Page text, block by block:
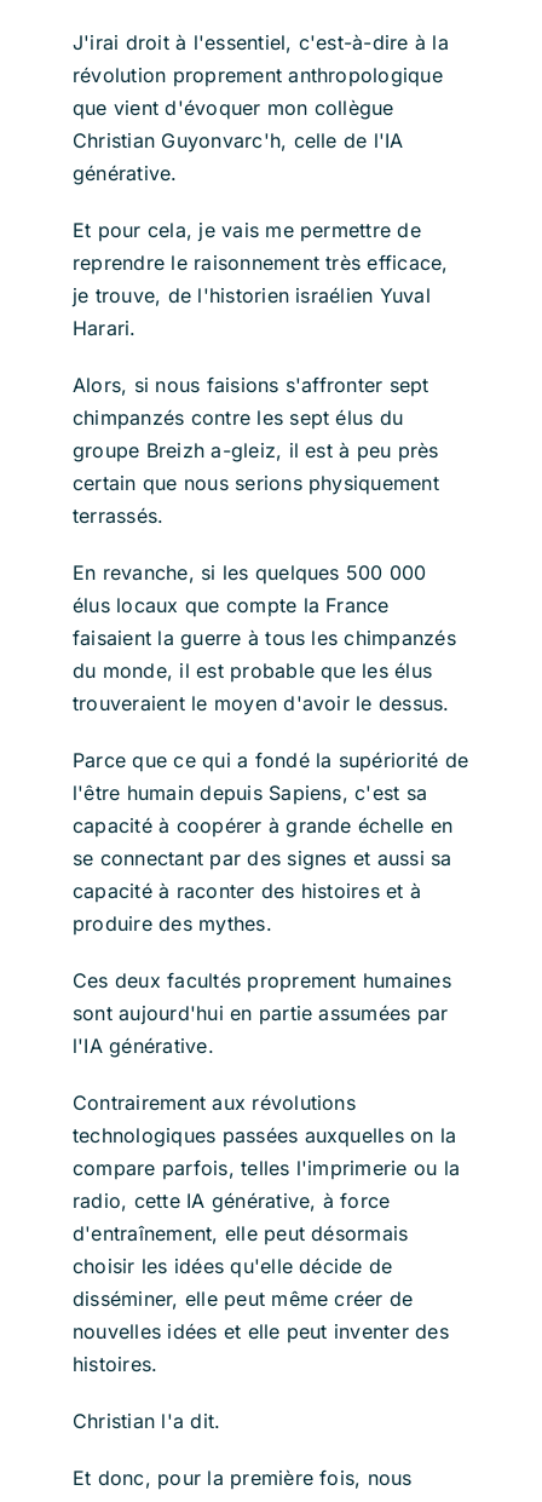
J'irai droit à l'essentiel, c'est-à-dire à la
révolution proprement anthropologique
que vient d'évoquer mon collègue
Christian Guyonvarc'h, celle de l'IA
générative.
Et pour cela, je vais me permettre de
reprendre le raisonnement très efficace,
je trouve, de l'historien israélien Yuval
Harari.
Alors, si nous faisions s'affronter sept
chimpanzés contre les sept élus du
groupe Breizh a-gleiz, il est à peu près
certain que nous serions physiquement
terrassés.
En revanche, si les quelques 500 000
élus locaux que compte la France
faisaient la guerre à tous les chimpanzés
du monde, il est probable que les élus
trouveraient le moyen d'avoir le dessus.
Parce que ce qui a fondé la supériorité de
l'être humain depuis Sapiens, c'est sa
capacité à coopérer à grande échelle en
se connectant par des signes et aussi sa
capacité à raconter des histoires et à
produire des mythes.
Ces deux facultés proprement humaines
sont aujourd'hui en partie assumées par
l'IA générative.
Contrairement aux révolutions
technologiques passées auxquelles on la
compare parfois, telles l'imprimerie ou la
radio, cette IA générative, à force
d'entraînement, elle peut désormais
choisir les idées qu'elle décide de
disséminer, elle peut même créer de
nouvelles idées et elle peut inventer des
histoires.
Christian l'a dit.
Et donc, pour la première fois, nous